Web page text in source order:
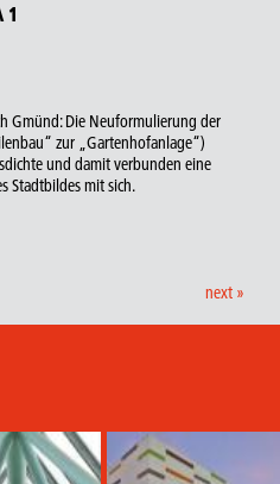
1
Gmünd: Die Neuformulierung der
zur „Gartenhofanlage“)
und damit verbunden eine
Stadtbildes mit sich.
next »